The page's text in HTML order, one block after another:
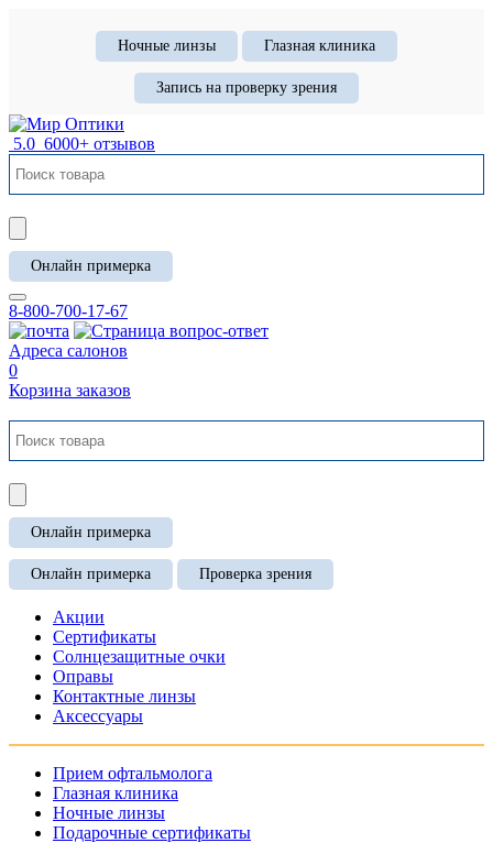
Ночные линзы Глазная клиника
Запись на проверку зрения
5.0 6000+ отзывов
Онлайн примерка
8-800-700-17-67
Адреса салонов
0
Корзина заказов
Онлайн примерка
Онлайн примерка Проверка зрения
Акции
Сертификаты
Солнцезащитные очки
Оправы
Контактные линзы
Аксессуары
Прием офтальмолога
Глазная клиника
Ночные линзы
Подарочные сертификаты